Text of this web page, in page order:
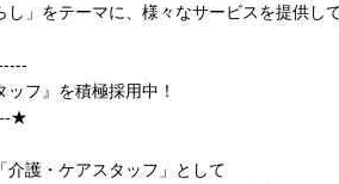
」をテーマに、様々なサービスを提供して
フ』を積極採用中！
★
介護・ケアスタッフ」として